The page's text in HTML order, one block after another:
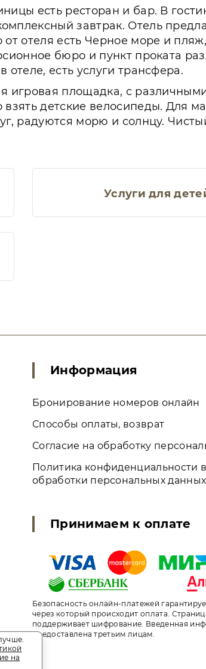
есть ресторан и бар. В
завтрак. Отель
от отеля есть Черное море и
бюро и пункт проката
отеле, есть услуги трансфера.
игровая площадка, с
взять детские велосипеды.
радуются морю и солнцу.
Услуги для
Информация
Бронирование номеров онлайн
Способы оплаты, возврат
Согласие на обработку
Политика конфиденциальности
обработки персональных данных
Принимаем к оплате
Безопасность онлайн-платежей
через который происходит оплата.
поддерживает шифрование. Введенная
предоставлена третьим лицам.
на